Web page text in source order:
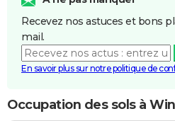
Recevez nos astuces et bons
mail.
En savoir plus sur notre politique de
Occupation des sols à